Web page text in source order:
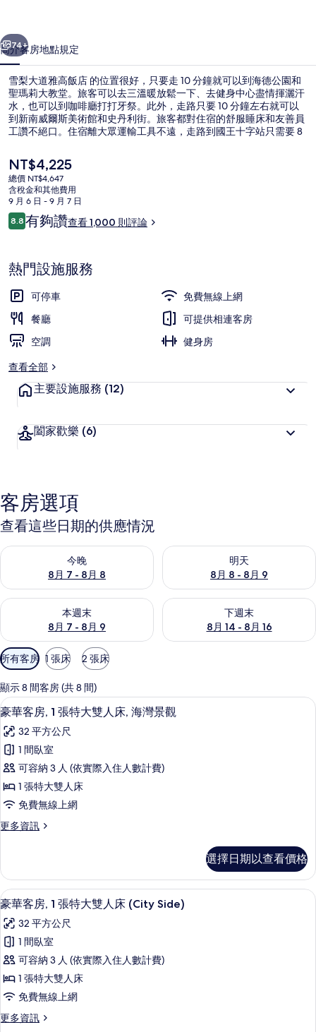
店
的
相
片
集
個 下一個
74+
簡介客房地點規定
雪梨大道雅高飯店 的位置很好，只要走 10 分鐘就可以到海德公園和
聖瑪莉大教堂。旅客可以去三溫暖放鬆一下、去健身中心盡情揮灑汗
水，也可以到咖啡廳打打牙祭。此外，走路只要 10 分鐘左右就可以
到新南威爾斯美術館和史丹利街。旅客都對住宿的舒服睡床和友善員
工讚不絕口。住宿離大眾運輸工具不遠，走路到國王十字站只需要 8
目
前
的
價
格
是
NT$4,225
總價 NT$4,647
含稅金和其他費用
9 月 6 日 - 9 月 7 日
評
論
8.88.8 分，滿分 10 分，
有夠讚查看 1,000 則評論
熱門設施服務
可停車
免費無線上網
餐廳
可提供相連客房
空調
健身房
查看全部
主要設施服務 (12)
闔家歡樂 (6)
客房選項
查看這些日期的供應情況
今晚
8月 7 - 8月 8
查看今晚 (8月 7 - 8月 8) 的供應情況
明天
8月 8 - 8月 9
查看明天 (8月 8 - 8月 9) 的供
本週末
8月 7 - 8月 9
查看本週末 (8月 7 - 8月 9) 的供應情況
下週末
8月 14 - 8月 16
查看下週末 (8月 14 - 8月 16)
可
用
的
客
房
篩
選
條
所有客房 1 張床 2 張床
顯示 8 間客房 (共 8 間)
顯
示
豪
華
客
房,
張
大
雙
人
床,
海
灣
景
觀
的
豪華客房, 1 張特大雙人床, 海灣景觀
10
豪華客房, 1 張特大雙人床, 海灣景觀
32 平方公尺
1 間臥室
可容納 3 人 (依實際入住人數計費)
1 張特大雙人床
免費無線上網
更多資訊
更
客
房,
1
特
大
雙
人
床,
海
灣
景
選擇日期以查看價格
顯
示
豪
華
客
房,
張
豪華客房, 1 張特大雙人床 (City Side)
9
豪華客房, 1 張特大雙人床 (City Side)
32 平方公尺
1 間臥室
可容納 3 人 (依實際入住人數計費)
1 張特大雙人床
免費無線上網
更多資訊
更